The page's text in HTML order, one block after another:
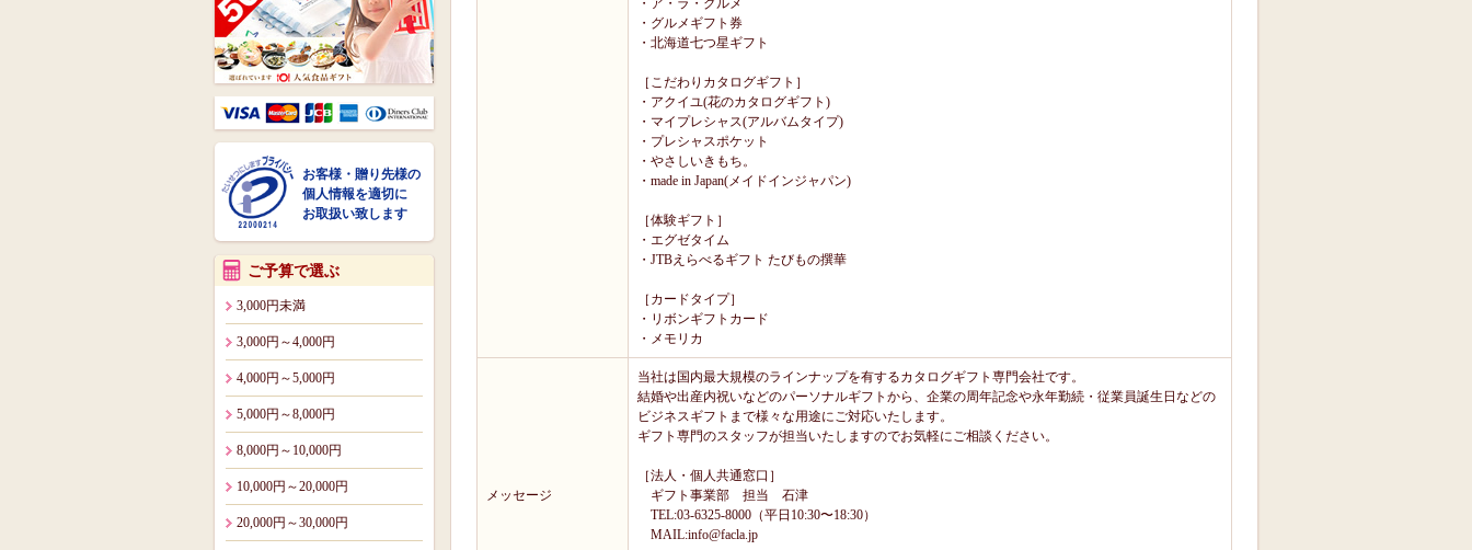
お客様・贈り先様の
個人情報を適切に
お取扱い致します
ご予算で選ぶ
3,000円未満
3,000円～4,000円
4,000円～5,000円
5,000円～8,000円
8,000円～10,000円
10,000円～20,000円
20,000円～30,000円
・ア・ラ・グルメ
・グルメギフト券
・北海道七つ星ギフト
［こだわりカタログギフト］
・アクイユ(花のカタログギフト)
・マイプレシャス(アルバムタイプ)
・プレシャスポケット
・やさしいきもち。
・made in Japan(メイドインジャパン)
［体験ギフト］
・エグゼタイム
・JTBえらべるギフト たびもの撰華
［カードタイプ］
・リボンギフトカード
・メモリカ
メッセージ
当社は国内最大規模のラインナップを有するカタログギフト専門会社です。
結婚や出産内祝いなどのパーソナルギフトから、企業の周年記念や永年勤続・従業員誕生日などの
ビジネスギフトまで様々な用途にご対応いたします。
ギフト専門のスタッフが担当いたしますのでお気軽にご相談ください。
［法人・個人共通窓口］
ギフト事業部 担当 石津
TEL:03-6325-8000（平日10:30〜18:30）
MAIL:info@facla.jp